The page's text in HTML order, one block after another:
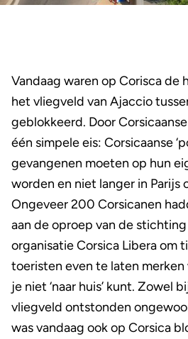
Vandaag waren op Corisca de
het vliegveld van Ajaccio
geblokkeerd. Door Corsicaanse
één simpele eis: Corsicaanse
gevangenen moeten op hun
worden en niet langer in Parijs
Ongeveer 200 Corsicanen
aan de oproep van de
organisatie Corsica Libera om
toeristen even te laten
je niet ‘naar huis’ kunt. Zowel
vliegveld ontstonden
was vandaag ook op Corsica